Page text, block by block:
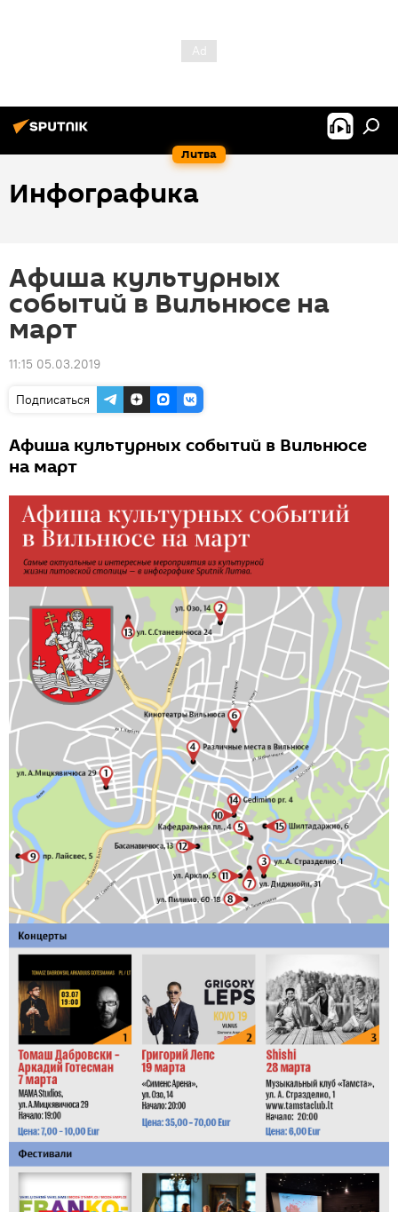
Литва
Инфографика
Афиша культурных
событий в Вильнюсе на
март
11:15 05.03.2019
Подписаться
Афиша культурных событий в Вильнюсе
на март